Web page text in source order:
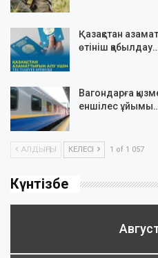
Қазақстан
өтініш қабылдау…
Вагондарға
еншілес
АЛДЫҢҒЫ КЕЛЕСІ 1 of 1 057
Күнтізбе